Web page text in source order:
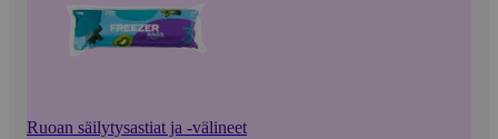
Ruoan säilytysastiat ja -välineet